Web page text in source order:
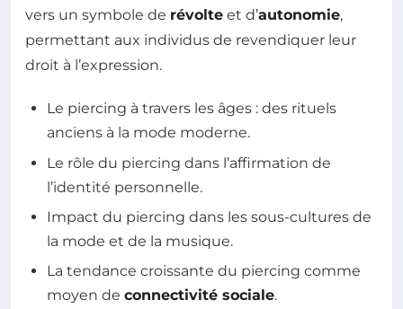
vers un symbole de révolte et d’autonomie,
permettant aux individus de revendiquer leur
droit à l’expression.
Le piercing à travers les âges : des rituels
anciens à la mode moderne.
Le rôle du piercing dans l’affirmation de
l’identité personnelle.
Impact du piercing dans les sous-cultures de
la mode et de la musique.
La tendance croissante du piercing comme
moyen de connectivité sociale.